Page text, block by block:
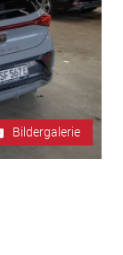
Bildergalerie